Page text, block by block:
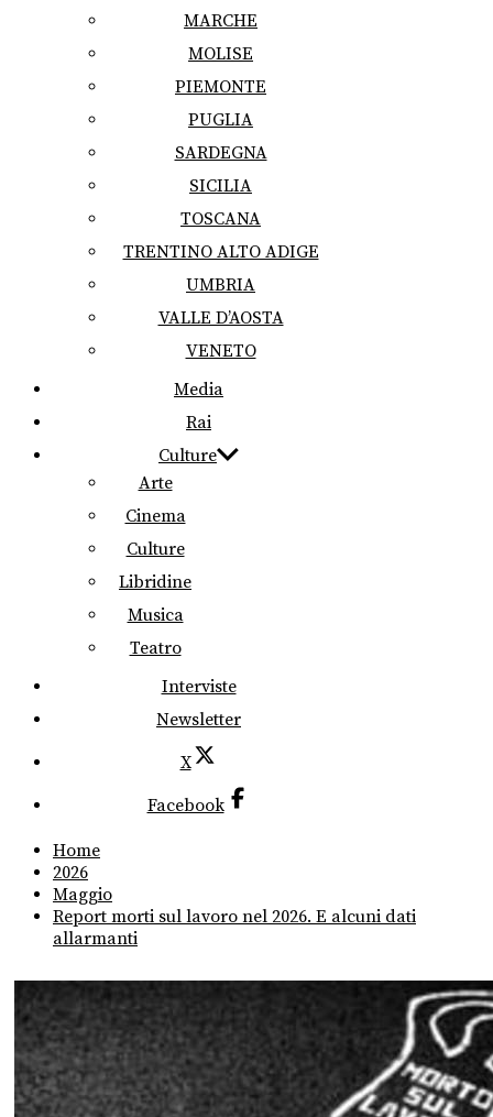
MARCHE
MOLISE
PIEMONTE
PUGLIA
SARDEGNA
SICILIA
TOSCANA
TRENTINO ALTO ADIGE
UMBRIA
VALLE D’AOSTA
VENETO
Media
Rai
Culture
Arte
Cinema
Culture
Libridine
Musica
Teatro
Interviste
Newsletter
X
Facebook
Home
2026
Maggio
Report morti sul lavoro nel 2026. E alcuni dati
allarmanti